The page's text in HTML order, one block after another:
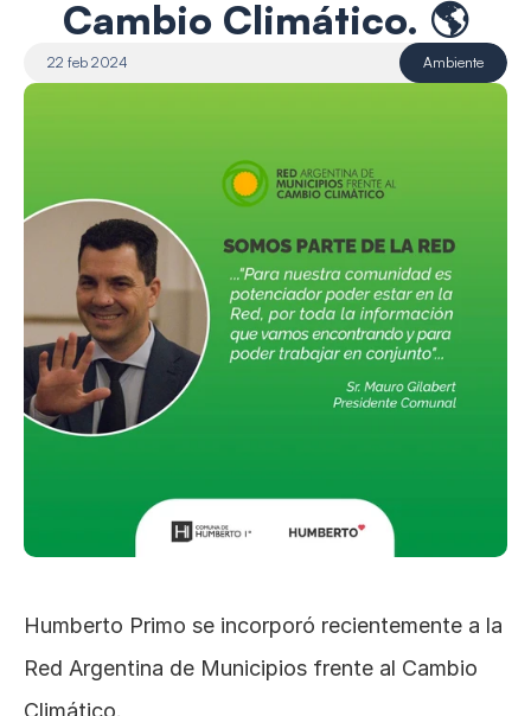
Cambio Climático. 🌎
22 feb 2024 Ambiente
Humberto Primo se incorporó recientemente a la
Red Argentina de Municipios frente al Cambio
Climático.